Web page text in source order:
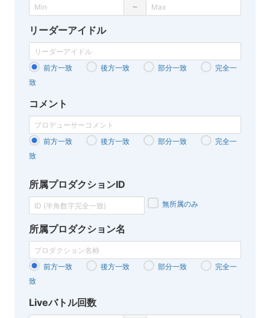
～
リーダーアイドル
前方一致 後方一致 部分一致
完全一
致
コメント
前方一致 後方一致 部分一致
完全一
致
所属プロダクションID
無所属のみ
所属プロダクション名
前方一致 後方一致 部分一致
完全一
致
Liveバトル回数